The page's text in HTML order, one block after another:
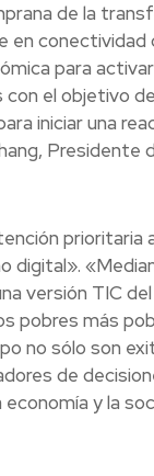
de la
conectividad
para
el objetivo
iniciar una
Presidente
prioritaria
digital».
versión TIC
pobres más
no sólo son
de
y la